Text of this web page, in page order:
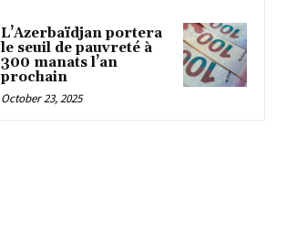
L’Azerbaïdjan portera
le seuil de pauvreté à
300 manats l’an
prochain
October 23, 2025